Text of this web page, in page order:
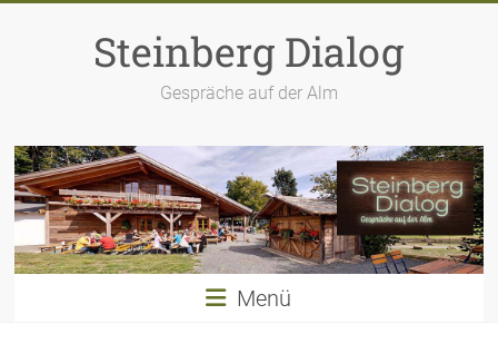
Steinberg Dialog
Gespräche auf der Alm
Menü